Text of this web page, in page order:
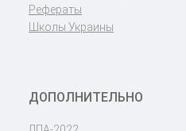
Рефераты
Школы Украины
ДОПОЛНИТЕЛЬНО